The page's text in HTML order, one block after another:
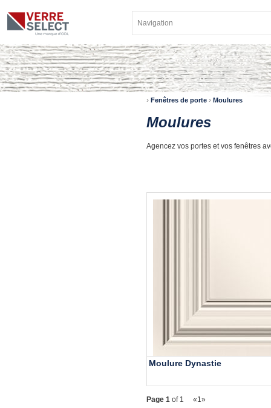
› Fenêtres de porte › Moulures
Moulures
Agencez vos portes et vos fenêtres
Moulure Dynastie
Page 1 of 1 «1»